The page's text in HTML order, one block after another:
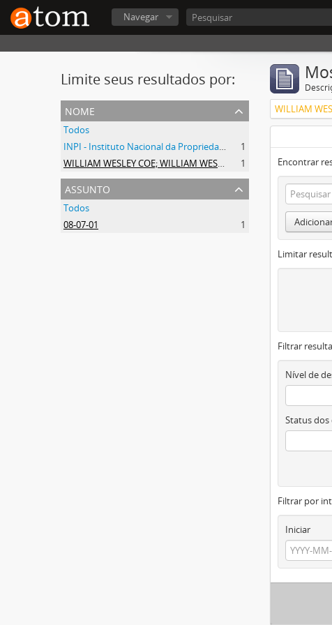
Navegar
Limite seus resultados por:
nome
Todos
INPI - Instituto Nacional da Propriedade Industrial
1
WILLIAM WESLEY COE; WILLIAM WESLEY COE JUNIOR
1
assunto
Todos
08-07-01
1
Encontrar
Limitar
Filtrar
Nível de
Status
Filtrar por
Iniciar